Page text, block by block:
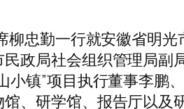
柳忠勤一行就安徽省明
政局社会组织管理局
镇”项目执行董事李鹏
、研学馆、报告厅以